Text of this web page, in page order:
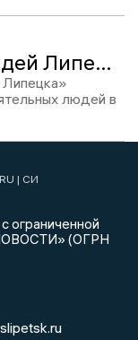
Рейтинг влиятельных людей Липецкой области-2023: Дмитрий Винников, место №90
людей в
| СИ
ограниченной
(ОГРН